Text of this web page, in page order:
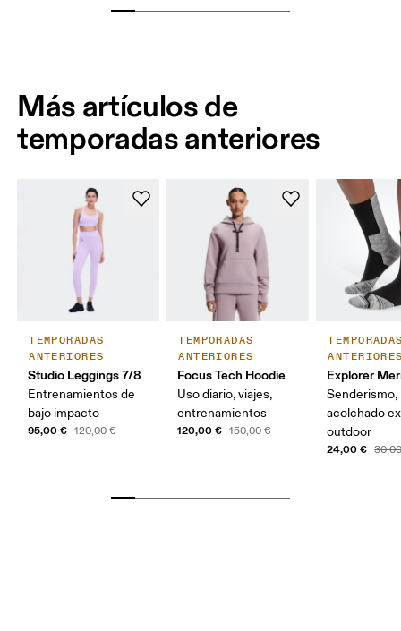
Más artículos de
temporadas anteriores
TEMPORADAS
ANTERIORES
Studio Leggings 7/8
Entrenamientos de
bajo impacto
95,00 € 120,00 €
TEMPORADAS
ANTERIORES
Focus Tech Hoodie
Uso diario, viajes,
entrenamientos
120,00 € 150,00 €
Explorer
Senderismo,
acolchado
outdoor
24,00 €